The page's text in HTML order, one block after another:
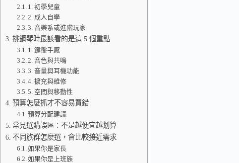
1. 初學兒童
2. 成人自學
3. 音樂系或進階玩家
挑鋼琴時最該看的是這 5 個重點
1. 鍵盤手感
2. 音色與共鳴
3. 音量與耳機功能
4. 擴充與維修
5. 空間與移動性
預算怎麼抓才不容易買錯
預算分配建議
常見選購誤區：不是越便宜越划算
不同族群怎麼選，會比較接近需求
如果你是家長
如果你是上班族